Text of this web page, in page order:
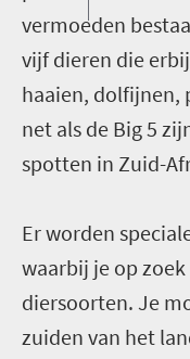
vermoeden
vijf dieren die
haaien, dolfijnen,
net als de Big 5
spotten in Zuid-
Er worden
waarbij je op
diersoorten. Je
zuiden van het